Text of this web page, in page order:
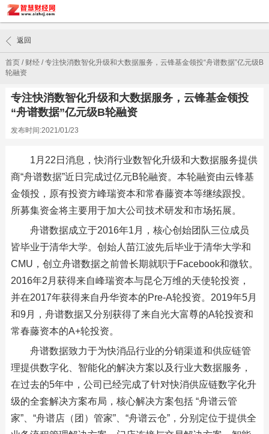
首页/ 财经/专注快消数智化升级和大数据服务，云锋基金领投“舟谱数据”亿元级B
轮融资
返回
专注快消数智化升级和大数据服务，云锋基金领投
“舟谱数据”亿元级B轮融资
发布时间:2021/01/23
1月22日消息，快消行业数智化升级和大数据服务提供
商“舟谱数据”近日完成过亿元B轮融资。本轮融资由云锋基
金领投，原有投资方峰瑞资本和常春藤资本等继续跟投。
所募集资金将主要用于加大公司技术研发和市场拓展。
舟谱数据成立于2016年1月，核心创始团队三位成员
皆毕业于清华大学。创始人苗江波先后毕业于清华大学和
CMU，创立舟谱数据之前曾长期就职于Facebook和微软。
2016年2月获得来自峰瑞资本与昆仑万维的天使轮投资，
并在2017年获得来自丹华资本的Pre-A轮投资。2019年5月
和9月，舟谱数据又分别获得了来自光大富尊的A轮投资和
常春藤资本的A+轮投资。
舟谱数据致力于为快消品行业的分销渠道和供应链管
理提供数字化、智能化的解决方案以及行业大数据服务，
在过去的5年中，公司已经完成了针对快消供应链数字化升
级的全套解决方案布局，核心解决方案包括 “舟谱云管
家”、“舟谱店（团）管家”、“舟谱云仓”，分别定位于提供全